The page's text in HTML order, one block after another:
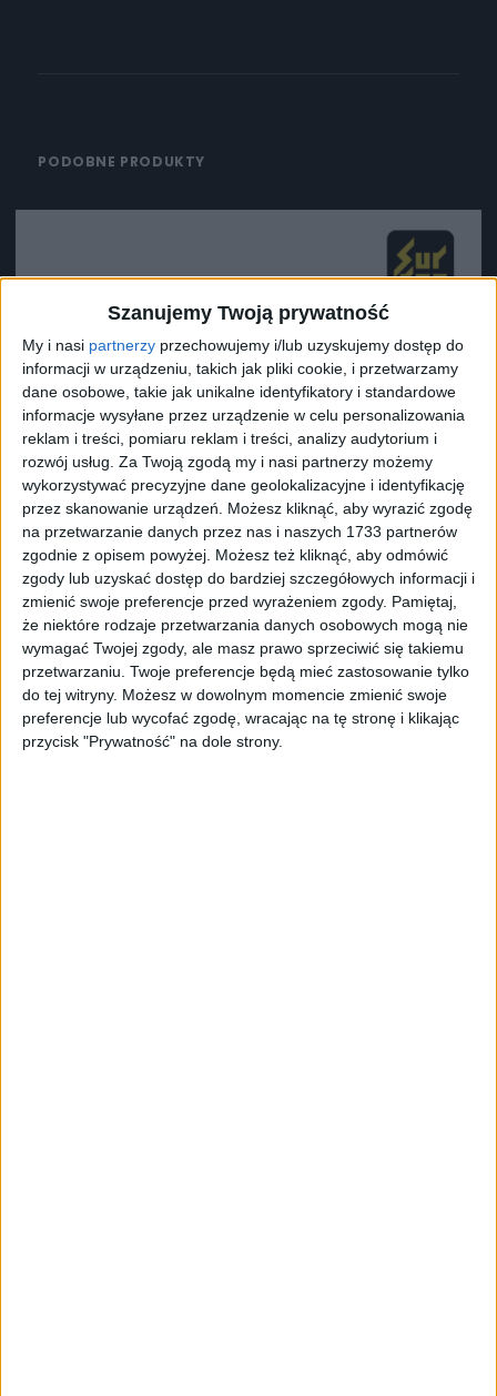
Szanujemy Twoją prywatność
My i nasi partnerzy przechowujemy i/lub uzyskujemy dostęp do
informacji w urządzeniu, takich jak pliki cookie, i przetwarzamy
dane osobowe, takie jak unikalne identyfikatory i standardowe
informacje wysyłane przez urządzenie w celu personalizowania
reklam i treści, pomiaru reklam i treści, analizy audytorium i
rozwój usług. Za Twoją zgodą my i nasi partnerzy możemy
wykorzystywać precyzyjne dane geolokalizacyjne i identyfikację
przez skanowanie urządzeń. Możesz kliknąć, aby wyrazić zgodę
na przetwarzanie danych przez nas i naszych 1733 partnerów
zgodnie z opisem powyżej. Możesz też kliknąć, aby odmówić
zgody lub uzyskać dostęp do bardziej szczegółowych informacji i
zmienić swoje preferencje przed wyrażeniem zgody. Pamiętaj,
że niektóre rodzaje przetwarzania danych osobowych mogą nie
wymagać Twojej zgody, ale masz prawo sprzeciwić się takiemu
przetwarzaniu. Twoje preferencje będą mieć zastosowanie tylko
do tej witryny. Możesz w dowolnym momencie zmienić swoje
preferencje lub wycofać zgodę, wracając na tę stronę i klikając
przycisk "Prywatność" na dole strony.
PODOBNE PRODUKTY
Surron Przedni błotnik tylnego koła
63,52zł